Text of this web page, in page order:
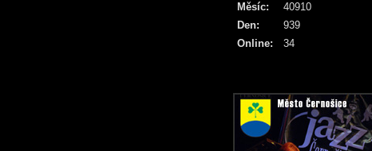
Online: 34
Měsíc:
40910
Den:
939